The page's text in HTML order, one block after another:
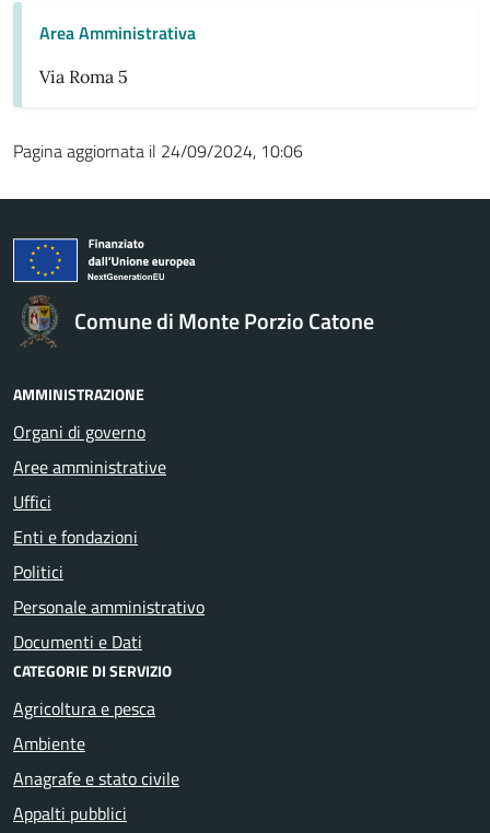
Area Amministrativa
Via Roma 5
Pagina aggiornata il 24/09/2024, 10:06
Comune di Monte Porzio Catone
AMMINISTRAZIONE
Organi di governo
Aree amministrative
Uffici
Enti e fondazioni
Politici
Personale amministrativo
Documenti e Dati
CATEGORIE DI SERVIZIO
Agricoltura e pesca
Ambiente
Anagrafe e stato civile
Appalti pubblici